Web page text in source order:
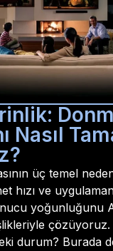
Nasıl
üç temel
hızı ve
yoğunluğunu
durum? Burada